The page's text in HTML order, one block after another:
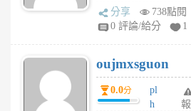
A
V
個
月
前
ld
gy
個
月
前
分享
738點閱
0 評論/給分
1
oujmxsguon
0.0分
pl
h
報